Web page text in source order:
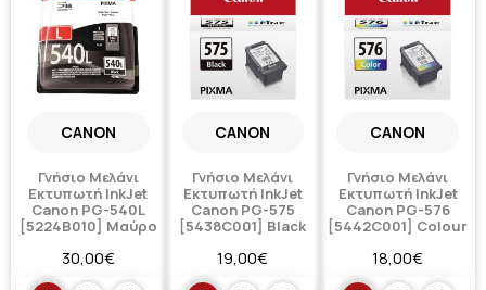
CANON
Γνήσιο Μελάνι
Εκτυπωτή InkJet
Canon PG-540L
[5224B010] Μαύρο
30,00€
CANON
Γνήσιο Μελάνι
Εκτυπωτή InkJet
Canon PG-575
[5438C001] Black
19,00€
CANON
Γνήσιο Μελάνι
Εκτυπωτή InkJet
Canon PG-576
[5442C001] Colour
18,00€